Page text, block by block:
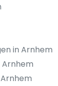
in Arnhem
Arnhem